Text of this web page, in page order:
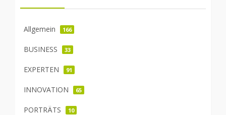
Allgemein 166
BUSINESS 33
EXPERTEN 91
INNOVATION 65
PORTRÄTS 10